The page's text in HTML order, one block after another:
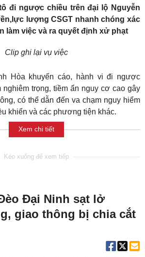
đi ngược chiều trên đại lộ Nguyễn
lượng CSGT nhanh chóng xác
làm việc và ra quyết định xử phạt
Clip ghi lại vụ việc
Hòa khuyến cáo, hành vi đi ngược
trọng, tiềm ẩn nguy cơ cao gây
có thể dẫn đến va chạm nguy hiểm
khiển và các phương tiện khác.
Xem chi tiết
Đại Ninh sạt lở
giao thông bị chia cắt